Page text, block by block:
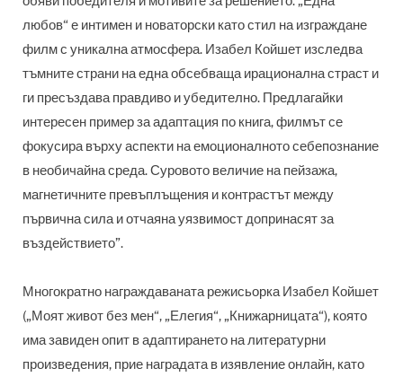
любов“ е интимен и новаторски като стил на изграждане
филм с уникална атмосфера. Изабел Койшет изследва
тъмните страни на една обсебваща ирационална страст и
ги пресъздава правдиво и убедително. Предлагайки
интересен пример за адаптация по книга, филмът се
фокусира върху аспекти на емоционалното себепознание
в необичайна среда. Суровото величие на пейзажа,
магнетичните превъплъщения и контрастът между
първична сила и отчаяна уязвимост допринасят за
въздействието”.
Многократно награждаваната режисьорка Изабел Койшет
(„Моят живот без мен“, „Елегия“, „Книжарницата“), която
има завиден опит в адаптирането на литературни
произведения, прие наградата в изявление онлайн, като